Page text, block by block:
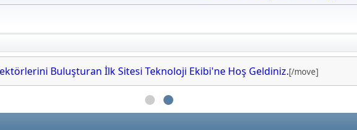
Buluşturan İlk Sitesi Teknoloji Ekibi'ne Hoş Geldiniz.[/move]